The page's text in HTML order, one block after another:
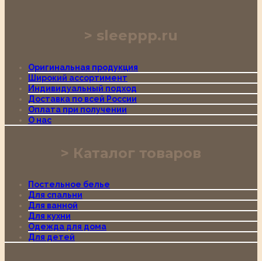
sleeppp.ru
Оригинальная продукция
Широкий ассортимент
Индивидуальный подход
Доставка по всей России
Оплата при получении
О нас
Каталог товаров
Постельное белье
Для спальни
Для ванной
Для кухни
Одежда для дома
Для детей